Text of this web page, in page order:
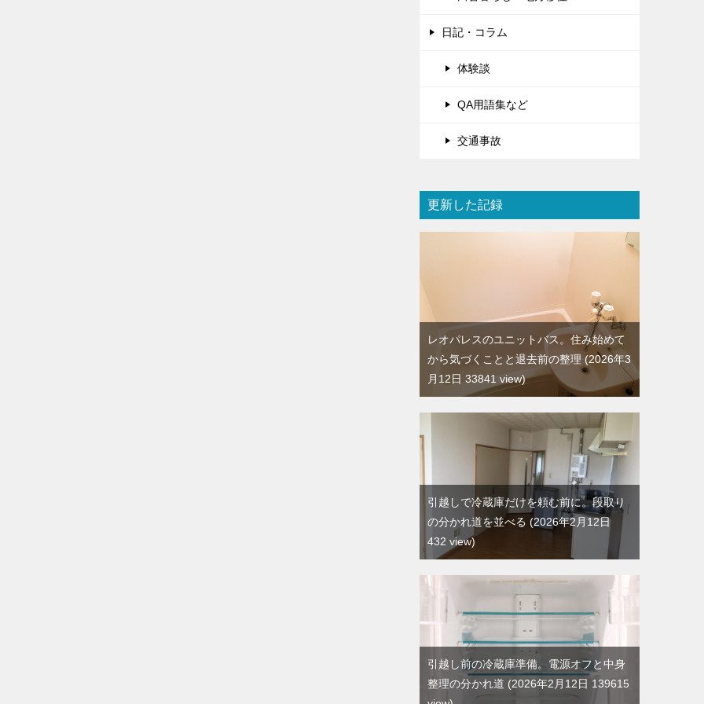
日記・コラム
体験談
QA用語集など
交通事故
更新した記録
レオパレスのユニットバス。住み始めて
から気づくことと退去前の整理
2026年3
月12日 33841 view
引越しで冷蔵庫だけを頼む前に。段取り
の分かれ道を並べる
2026年2月12日
432 view
引越し前の冷蔵庫準備。電源オフと中身
整理の分かれ道
2026年2月12日 139615